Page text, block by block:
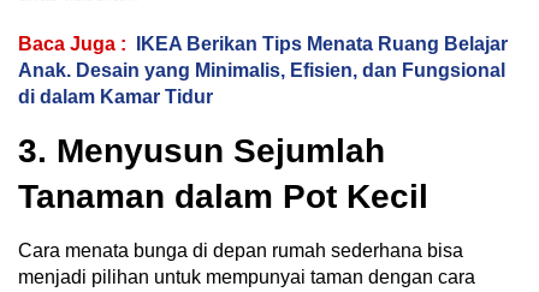
Baca Juga :
IKEA Berikan Tips Menata Ruang Belajar
Anak. Desain yang Minimalis, Efisien, dan Fungsional
di dalam Kamar Tidur
3. Menyusun Sejumlah
Tanaman dalam Pot Kecil
Cara menata bunga di depan rumah sederhana bisa
menjadi pilihan untuk mempunyai taman dengan cara